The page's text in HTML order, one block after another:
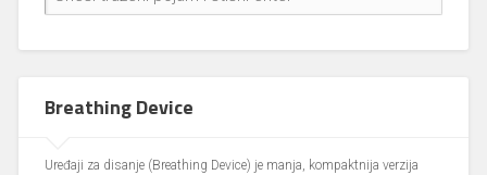
Breathing Device
Uređaji za disanje (Breathing Device) je manja, kompaktnija verzija